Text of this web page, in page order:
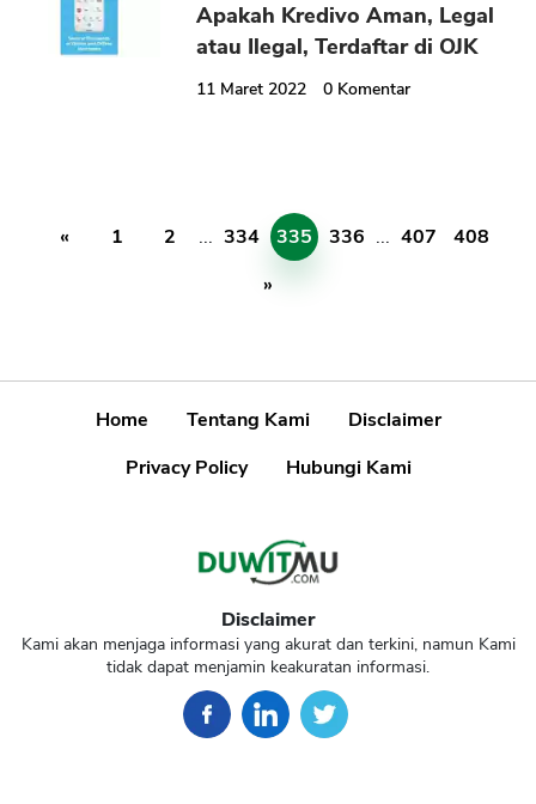
Apakah Kredivo Aman, Legal
atau Ilegal, Terdaftar di OJK
11 Maret 2022 0 Komentar
« 1 2 ... 334 335 336 ... 407
408
»
Home Tentang Kami
Disclaimer
Privacy Policy
Hubungi Kami
Disclaimer
Kami akan menjaga informasi yang akurat dan terkini, namun Kami
tidak dapat menjamin keakuratan informasi.